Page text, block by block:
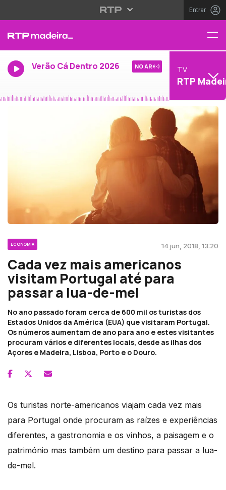
Entrar
Verão Cá Dentro 2026 NO AR TV
RTP
ECONOMIA 14 jun, 2018, 13:20
Cada vez mais americanos
visitam Portugal até para
passar a lua-de-mel
No ano passado foram cerca de 600 mil os turistas dos
Estados Unidos da América (EUA) que visitaram Portugal.
Os números aumentam de ano para ano e estes visitantes
procuram vários e diferentes locais, desde as ilhas dos
Açores e Madeira, Lisboa, Porto e o Douro.
Os turistas norte-americanos viajam cada vez mais
para Portugal onde procuram as raízes e experiências
diferentes, a gastronomia e os vinhos, a paisagem e o
património mas também um destino para passar a lua-
de-mel.